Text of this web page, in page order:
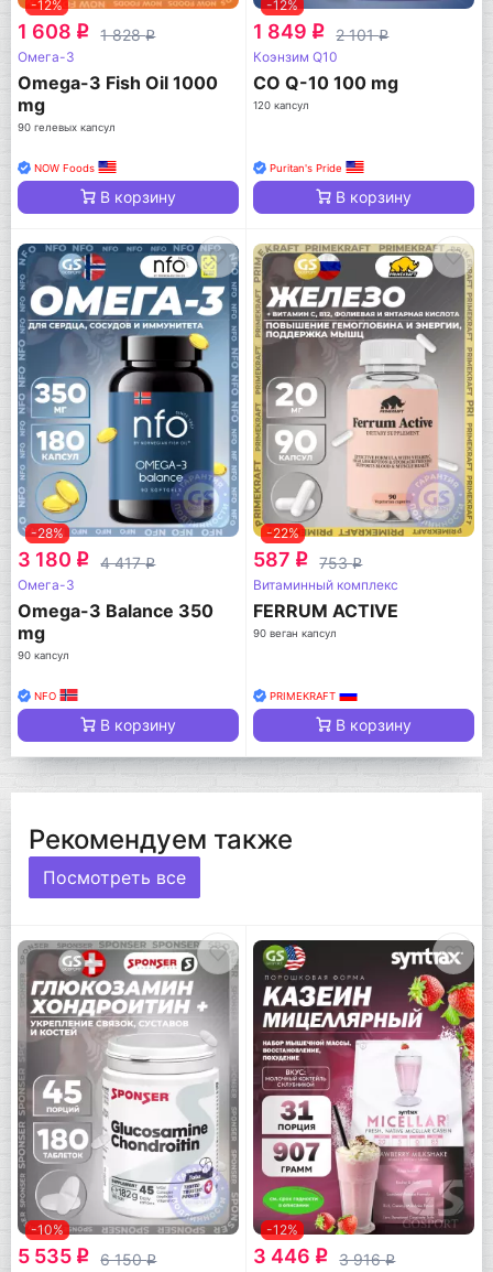
-12%
1 608 q 1 828q
Омега-3
Omega-3 Fish Oil 1000
mg
90 гелевых капсул
NOW Foods
В корзину
-12%
1 849 q 2 101q
Коэнзим Q10
CO Q-10 100 mg
120 капсул
Puritan's Pride
В корзину
-28%
3 180 q 4 417q
Омега-3
Omega-3 Balance 350
mg
90 капсул
NFO
В корзину
-22%
587 q 753q
Витаминный комплекс
FERRUM ACTIVE
90 веган капсул
PRIMEKRAFT
В корзину
Рекомендуем также
Посмотреть все
-10%
5 535 q 6 150q
-12%
3 446 q 3 916q